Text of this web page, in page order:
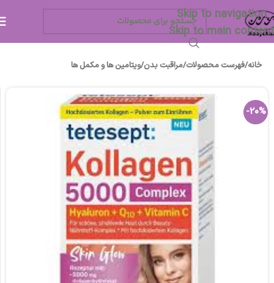
Skip to navigation
Skip to main content
خانه/فهرست محصولات/مراقبت بدن/ویتامین ها و مکمل ها
-20%